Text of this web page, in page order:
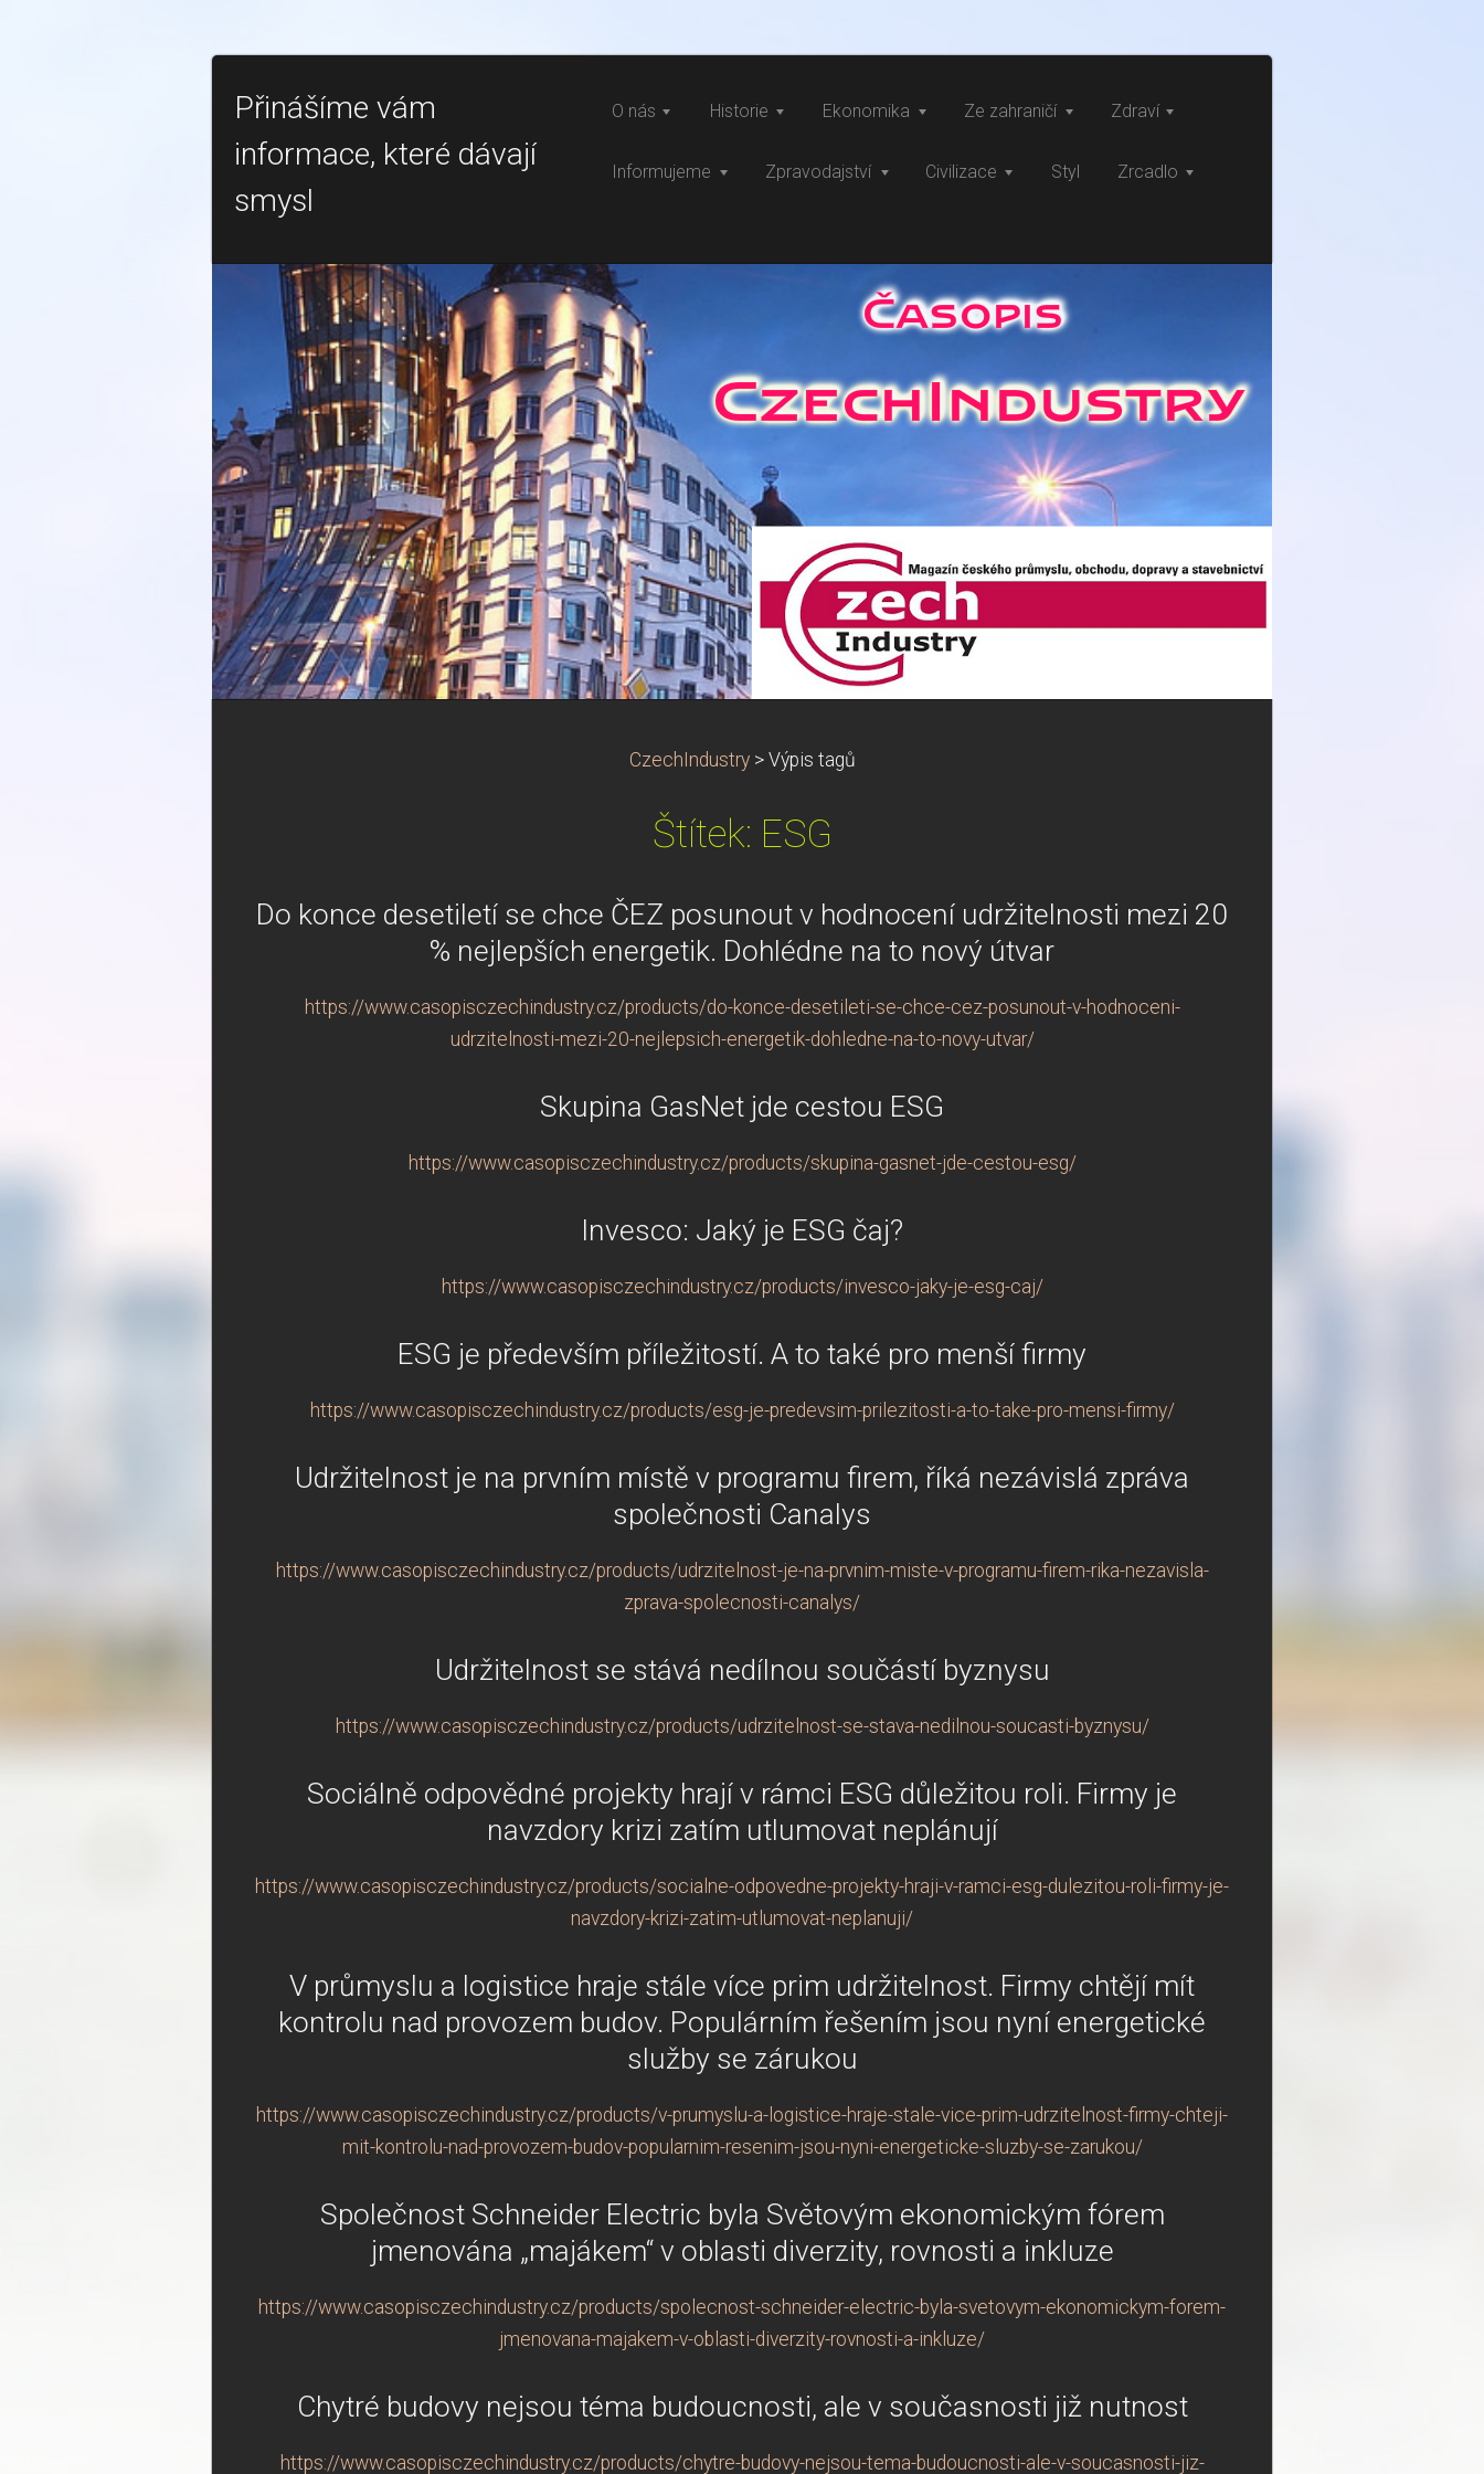
Přinášíme vám
informace, které dávají
smysl
O nás Historie Ekonomika Ze zahraničí Zdraví
Informujeme Zpravodajství Civilizace Styl Zrcadlo
CzechIndustry > Výpis tagů
Štítek: ESG
Do konce desetiletí se chce ČEZ posunout v hodnocení udržitelnosti mezi 20
% nejlepších energetik. Dohlédne na to nový útvar
https://www.casopisczechindustry.cz/products/do-konce-desetileti-se-chce-cez-posunout-v-hodnoceni-
udrzitelnosti-mezi-20-nejlepsich-energetik-dohledne-na-to-novy-utvar/
Skupina GasNet jde cestou ESG
https://www.casopisczechindustry.cz/products/skupina-gasnet-jde-cestou-esg/
Invesco: Jaký je ESG čaj?
https://www.casopisczechindustry.cz/products/invesco-jaky-je-esg-caj/
ESG je především příležitostí. A to také pro menší firmy
https://www.casopisczechindustry.cz/products/esg-je-predevsim-prilezitosti-a-to-take-pro-mensi-firmy/
Udržitelnost je na prvním místě v programu firem, říká nezávislá zpráva
společnosti Canalys
https://www.casopisczechindustry.cz/products/udrzitelnost-je-na-prvnim-miste-v-programu-firem-rika-nezavisla-
zprava-spolecnosti-canalys/
Udržitelnost se stává nedílnou součástí byznysu
https://www.casopisczechindustry.cz/products/udrzitelnost-se-stava-nedilnou-soucasti-byznysu/
Sociálně odpovědné projekty hrají v rámci ESG důležitou roli. Firmy je
navzdory krizi zatím utlumovat neplánují
https://www.casopisczechindustry.cz/products/socialne-odpovedne-projekty-hraji-v-ramci-esg-dulezitou-roli-firmy-je-
navzdory-krizi-zatim-utlumovat-neplanuji/
V průmyslu a logistice hraje stále více prim udržitelnost. Firmy chtějí mít
kontrolu nad provozem budov. Populárním řešením jsou nyní energetické
služby se zárukou
https://www.casopisczechindustry.cz/products/v-prumyslu-a-logistice-hraje-stale-vice-prim-udrzitelnost-firmy-chteji-
mit-kontrolu-nad-provozem-budov-popularnim-resenim-jsou-nyni-energeticke-sluzby-se-zarukou/
Společnost Schneider Electric byla Světovým ekonomickým fórem
jmenována „majákem“ v oblasti diverzity, rovnosti a inkluze
https://www.casopisczechindustry.cz/products/spolecnost-schneider-electric-byla-svetovym-ekonomickym-forem-
jmenovana-majakem-v-oblasti-diverzity-rovnosti-a-inkluze/
Chytré budovy nejsou téma budoucnosti, ale v současnosti již nutnost
https://www.casopisczechindustry.cz/products/chytre-budovy-nejsou-tema-budoucnosti-ale-v-soucasnosti-jiz-